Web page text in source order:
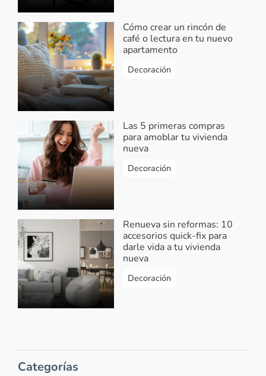
Cómo crear un rincón de
café o lectura en tu nuevo
apartamento
Decoración
Las 5 primeras compras
para amoblar tu vivienda
nueva
Decoración
Renueva sin reformas: 10
accesorios quick-fix para
darle vida a tu vivienda
nueva
Decoración
Categorías